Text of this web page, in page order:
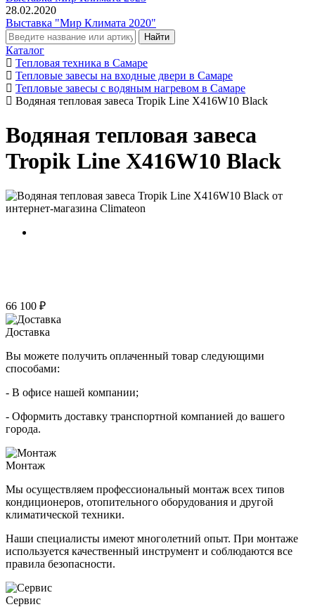
28.02.2020
Выставка "Мир Климата 2020"
Каталог
Тепловая техника в Самаре
Тепловые завесы на входные двери в Самаре
Тепловые завесы с водяным нагревом в Самаре
Водяная тепловая завеса Tropik Line X416W10 Black
Водяная тепловая завеса
Tropik Line X416W10 Black
66 100 ₽
Доставка
Вы можете получить оплаченный товар следующими
способами:
- В офисе нашей компании;
- Оформить доставку транспортной компанией до вашего
города.
Монтаж
Мы осуществляем профессиональный монтаж всех типов
кондиционеров, отопительного оборудования и другой
климатической техники.
Наши специалисты имеют многолетний опыт. При монтаже
используется качественный инструмент и соблюдаются все
правила безопасности.
Сервис